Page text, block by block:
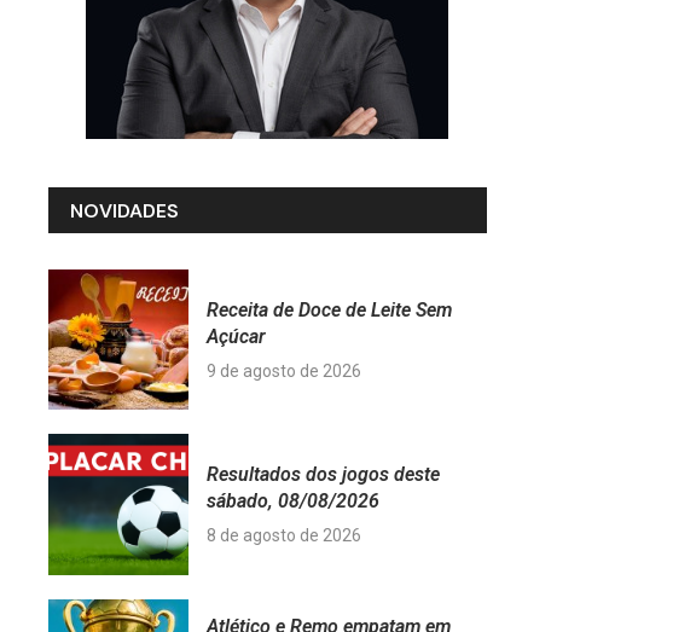
NOVIDADES
Receita de Doce de Leite Sem
Açúcar
9 de agosto de 2026
Resultados dos jogos deste
sábado, 08/08/2026
8 de agosto de 2026
Atlético e Remo empatam em